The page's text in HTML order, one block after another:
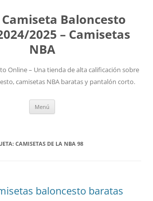
Baloncesto
2025 – Camisetas
NBA
Online – Una tienda de alta calificación sobre
camisetas NBA baratas y pantalón corto.
Menú
CAMISETAS DE LA NBA 98
baloncesto baratas